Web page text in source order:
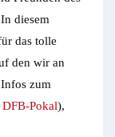
diesem
das tolle
den wir an
zum
Pokal),